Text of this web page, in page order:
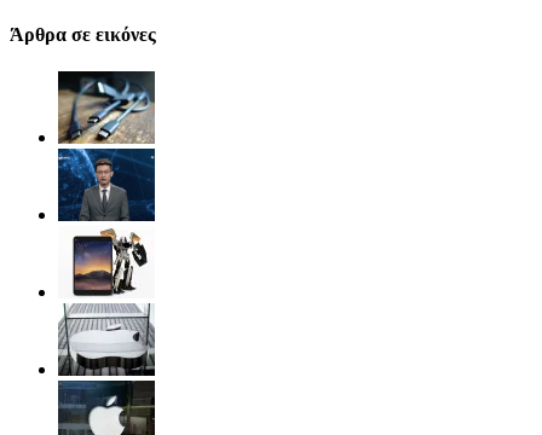
Άρθρα σε εικόνες